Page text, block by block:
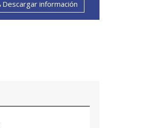
Descargar información